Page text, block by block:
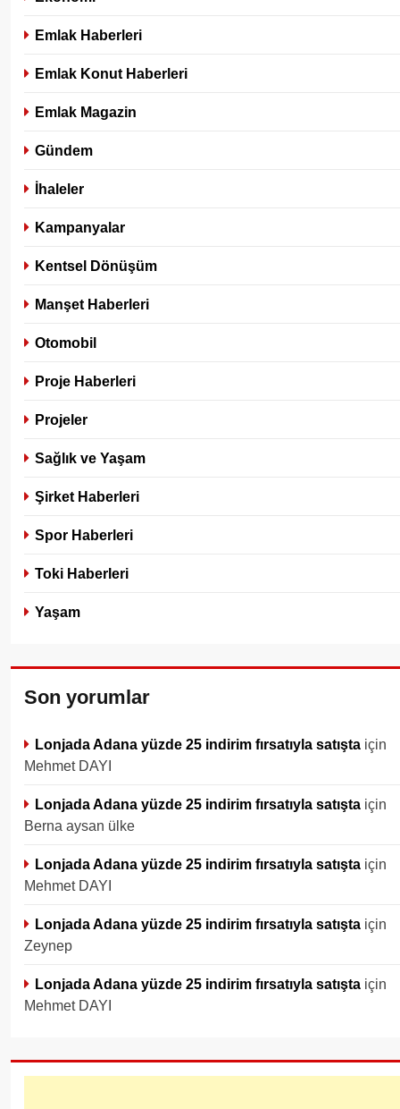
Emlak Haberleri
Emlak Konut Haberleri
Emlak Magazin
Gündem
İhaleler
Kampanyalar
Kentsel Dönüşüm
Manşet Haberleri
Otomobil
Proje Haberleri
Projeler
Sağlık ve Yaşam
Şirket Haberleri
Spor Haberleri
Toki Haberleri
Yaşam
Son yorumlar
Lonjada Adana yüzde 25 indirim fırsatıyla satışta için
Mehmet DAYI
Lonjada Adana yüzde 25 indirim fırsatıyla satışta için
Berna aysan ülke
Lonjada Adana yüzde 25 indirim fırsatıyla satışta için
Mehmet DAYI
Lonjada Adana yüzde 25 indirim fırsatıyla satışta için
Zeynep
Lonjada Adana yüzde 25 indirim fırsatıyla satışta için
Mehmet DAYI